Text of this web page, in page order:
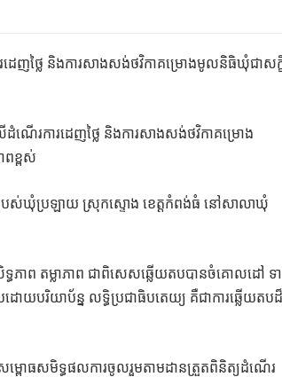
េញថ្លៃ និងការសាងសង់ថវិកាគម្រោងមូលនិធិឃុំជាសក្
ើរការដេញថ្លៃ និងការសាងសង់ថវិកាគម្រោង
ពខ្ពស់
បស់ឃុំប្រឡាយ ស្រុកស្ទោង ខេត្តកំពង់ធំ នៅសាលាឃុំ
ភាព តម្លាភាព ជាពិសេសឆ្លើយតបបានចំគោលដៅ ទ
ោយបរិយាប័ន្ន លទ្ធិប្រជាធិបតេយ្យ គឺជាការឆ្លើយតបដ៏
ម្ពោធសមិទ្ធផលការចូលរួមតាមដានត្រួតពិនិត្យដំណើរ